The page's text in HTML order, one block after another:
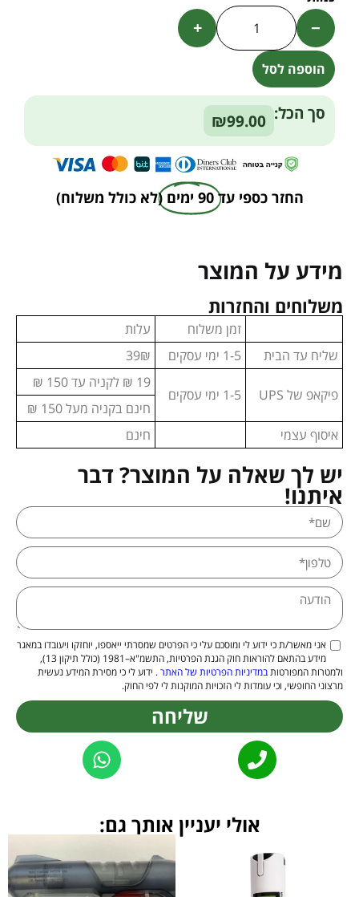
−
+
הוספה לסל
Alternative:
סך הכל: ₪99.00
החזר כספי עד 90 ימים (לא כולל משלוח)
מידע על המוצר
משלוחים והחזרות
זמן משלוח
עלות
שליח עד הבית
1-5 ימי עסקים 39₪
פיקאפ של UPS 1-5 ימי עסקים
19 ₪ לקניה עד 150 ₪
חינם בקניה מעל 150 ₪
איסוף עצמי
חינם
יש לך שאלה על המוצר? דבר
איתנו!
אני מאשר/ת כי ידוע לי ומוסכם עלי כי הפרטים שמסרתי ייאספו, יוחזקו ויעובדו במאגר
מידע בהתאם להוראות חוק הגנת הפרטיות, התשמ"א–1981 (כולל תיקון 13),
ולמטרות המפורטותבמדיניות הפרטיות של האתר. ידוע לי כי מסירת המידע נעשית
מרצוני החופשי, וכי עומדות לי הזכויות המוקנות לי לפי החוק.
שליחה
אולי יעניין אותך גם: